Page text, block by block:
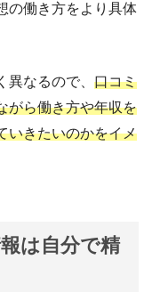
の働き方をより具体
なるので、 口コミ
がら働き方や年収を
いきたいのかをイメ
は自分で精